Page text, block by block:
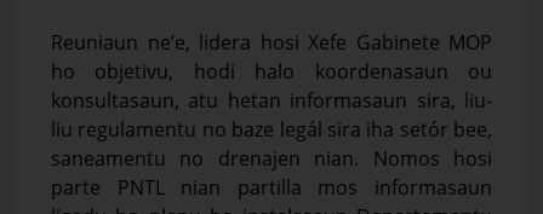
Reuniaun ne’e, lidera hosi Xefe Gabinete MOP
ho objetivu, hodi halo koordenasaun ou
konsultasaun, atu hetan informasaun sira, liu-
liu regulamentu no baze legál sira iha setór bee,
saneamentu no drenajen nian. Nomos hosi
parte PNTL nian partilla mos informasaun